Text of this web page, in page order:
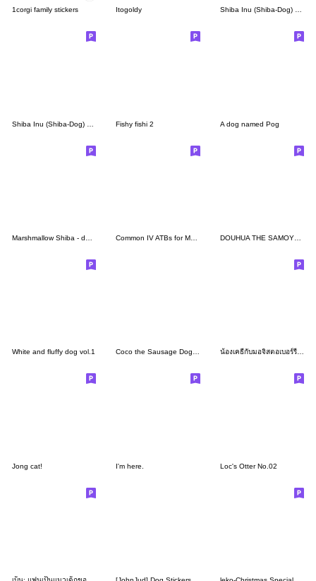
1corgi family stickers Itogoldy Shiba Inu (Shiba-Dog) stickers -vol.4
Fishy fishi 2 A dog named Pog
DOUHUA THE SAMOYED2
White and fluffy dog vol.1 Coco the Sausage Dog DLC น้องเคธี่กับมอจิสตอเบอร์รี่เวอร์0.5
Jong cat! I'm here. Loc's Otter No.02